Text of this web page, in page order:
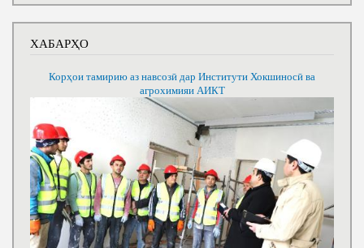
ХАБАРҲО
Корҳои тамирию аз навсозӣ дар Институти Хокшиносӣ ва
агрохимияи АИКТ